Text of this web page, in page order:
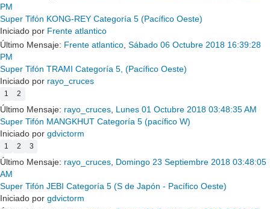
PM
Super Tifón KONG-REY Categoría 5 (Pacífico Oeste)
Iniciado por Frente atlantico
Último Mensaje: Frente atlantico, Sábado 06 Octubre 2018 16:39:28
PM
Super Tifón TRAMI Categoría 5, (Pacífico Oeste)
Iniciado por rayo_cruces
1 2
Último Mensaje: rayo_cruces Lunes 01 Octubre 2018 03:48:35 AM
Super Tifón MANGKHUT Categoría 5 (pacífico W)
Iniciado por gdvictorm
1 2 3
Último Mensaje: rayo_cruces Domingo 23 Septiembre 2018 03:48:05
AM
Super Tifón JEBI Categoría 5 (S de Japón - Pacífico Oeste)
Iniciado por gdvictorm